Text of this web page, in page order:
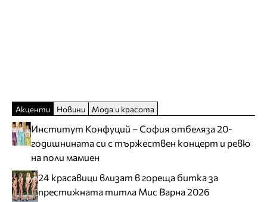
Акценти Новини Мода и красота
Институт Конфуций – София отбеляза 20-
годишнината си с тържествен концерт и ревю
на поли мамиен
24 красавици влизат в гореща битка за
престижната титла Мис Варна 2026